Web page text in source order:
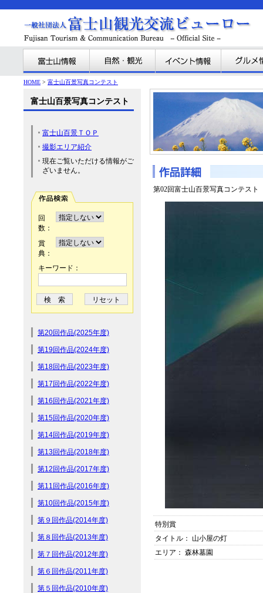
HOME > 富士山百景写真コンテスト
富士山百景写真コンテスト
富士山百景ＴＯＰ
撮影エリア紹介
現在ご覧いただける情報がご
ざいません。
回
数：
賞
典：
キーワード：
第20回作品(2025年度)
第19回作品(2024年度)
第18回作品(2023年度)
第17回作品(2022年度)
第16回作品(2021年度)
第15回作品(2020年度)
第14回作品(2019年度)
第13回作品(2018年度)
第12回作品(2017年度)
第11回作品(2016年度)
第10回作品(2015年度)
第９回作品(2014年度)
第８回作品(2013年度)
第７回作品(2012年度)
第６回作品(2011年度)
第５回作品(2010年度)
第02回富士山百景写真コンテスト
特別賞
タイトル： 山小屋の灯
エリア： 森林墓園